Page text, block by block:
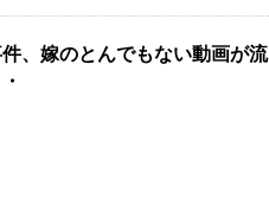
、嫁のとんでもない動画が流